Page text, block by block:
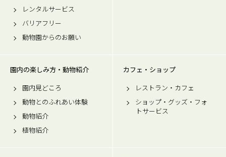
レンタルサービス
バリアフリー
動物園からのお願い
園内の楽しみ方・動物紹介
園内見どころ
動物とのふれあい体験
動物紹介
植物紹介
カフェ・ショップ
レストラン・カフェ
ショップ・グッズ・フォ
トサービス